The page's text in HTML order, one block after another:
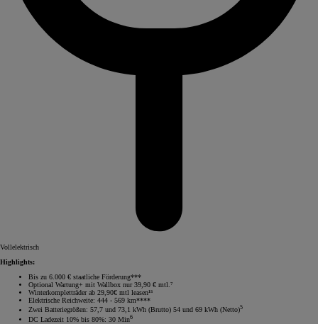
Vollelektrisch
Highlights:
Bis zu 6.000 € staatliche Förderung***
Optional Wartung+ mit Wallbox nur 39,90 € mtl.⁷
Winterkompletträder ab 29,90€ mtl leasen¹⁵
Elektrische Reichweite: 444 - 569 km****
Zwei Batteriegrößen: 57,7 und 73,1 kWh (Brutto) 54 und 69 kWh (Netto)5
DC Ladezeit 10% bis 80%: 30 Min6